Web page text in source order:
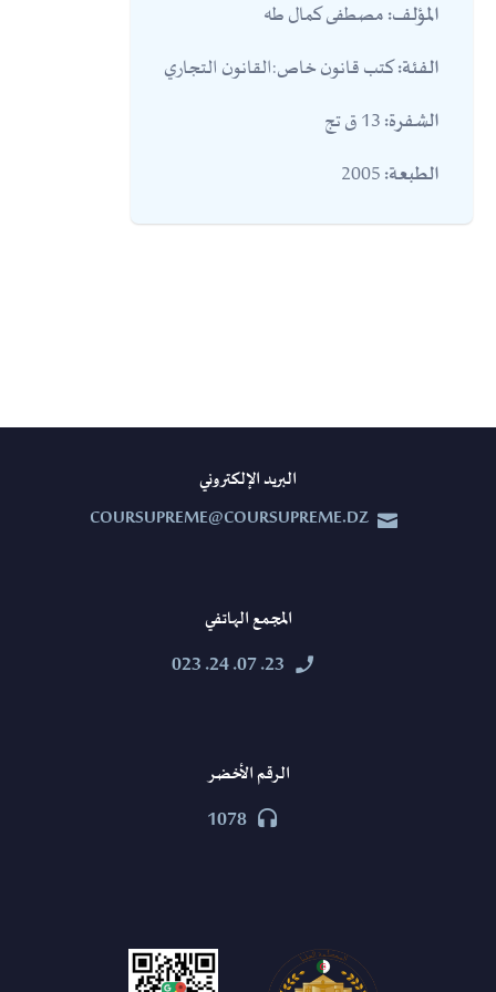
المؤلف:مصطفى كمال طه
الفئة:كتب قانون خاص:القانون التجاري
الشفرة:
الطبعة:
البريد الإلكتروني


COURSUPREME@COURSUPREME.DZ
المجمع الهاتفي


23. 07. 24. 023
الرقم الأخضر


1078